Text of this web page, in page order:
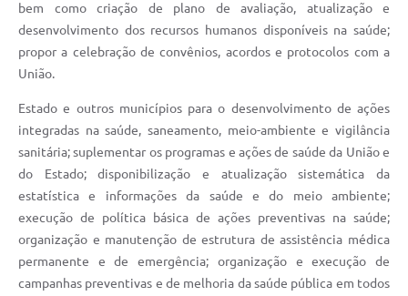
bem como criação de plano de avaliação, atualização e
desenvolvimento dos recursos humanos disponíveis na saúde;
propor a celebração de convênios, acordos e protocolos com a
União.
Estado e outros municípios para o desenvolvimento de ações
integradas na saúde, saneamento, meio-ambiente e vigilância
sanitária; suplementar os programas e ações de saúde da União e
do Estado; disponibilização e atualização sistemática da
estatística e informações da saúde e do meio ambiente;
execução de política básica de ações preventivas na saúde;
organização e manutenção de estrutura de assistência médica
permanente e de emergência; organização e execução de
campanhas preventivas e de melhoria da saúde pública em todos